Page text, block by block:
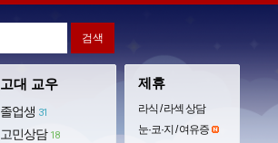
고대 교우
졸업생 31
고민상담 18
제휴
라식 / 라섹 상담
눈·코·지 / 여유증